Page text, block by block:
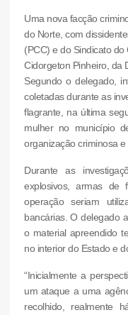
Uma nova facção
do Norte, com
(PCC) e do Sindicato
Cidorgeton Pinheiro, da
Segundo o delegado,
coletadas durante as
flagrante, na última
mulher no município
organização criminosa e
Durante as
explosivos, armas de
operação seriam
bancárias. O delegado
o material apreendido
no interior do Estado e
“Inicialmente a
um ataque a uma
recolhido, realmente